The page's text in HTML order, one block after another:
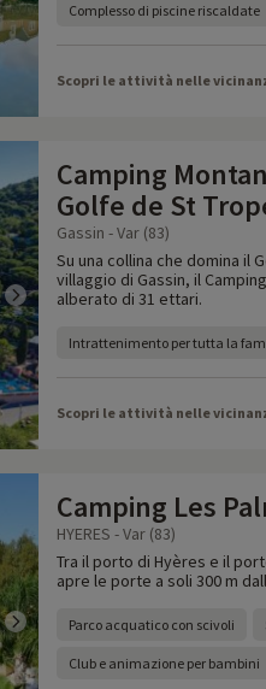
Complesso di piscine riscaldate
Scopri le attività nelle
Camping
Golfe de St
Gassin - Var (83)
Su una collina che domina il
villaggio di Gassin, il
alberato di 31 ettari.
Intrattenimento per tutta la
Scopri le attività nelle
Camping Les
HYERES - Var (83)
Tra il porto di Hyères e il
apre le porte a soli 300 m
Parco acquatico con scivoli
Club e animazione per bambini